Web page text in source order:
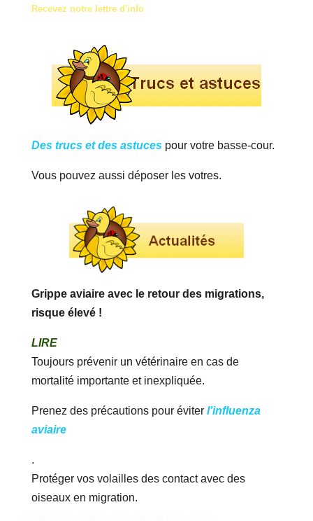
Recevez notre lettre d'info
Des trucs et des astucespour votre basse-cour.
Vous pouvez aussi déposer les votres.
Grippe aviaire avec le retour des migrations,
risque élevé !
LIRE
Toujours prévenir un vétérinaire en cas de
mortalité importante et inexpliquée.
Prenez des précautions pour éviter l’influenza
aviaire
.
Protéger vos volailles des contact avec des
oiseaux en migration.